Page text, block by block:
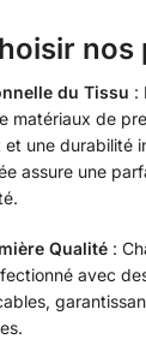
nos
du Tissu :
matériaux de
une durabilité
assure une
Qualité :
avec